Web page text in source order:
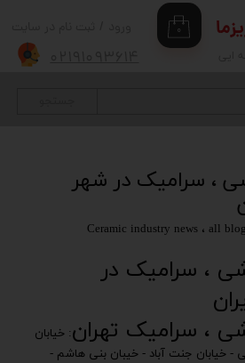
۰
، سرامیک در شهر
Ceramic industry news ، all
، سرامیک در
، سرامیک تهران: خیابان
- خیابان جنت آباد - خیبان بنی هاشم -